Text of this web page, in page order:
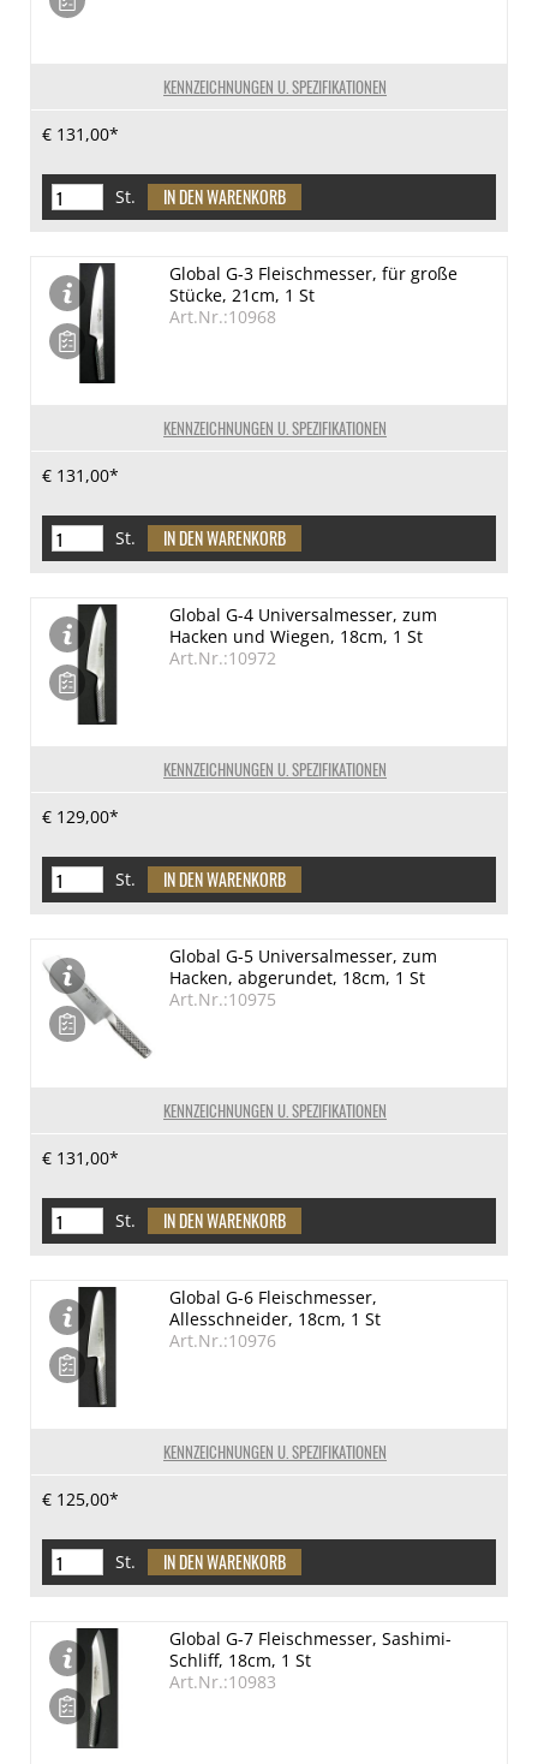
KENNZEICHNUNGEN U. SPEZIFIKATIONEN
€ 131,00*
St.
KENNZEICHNUNGEN U. SPEZIFIKATIONEN
Global G-3 Fleischmesser, für große
Stücke, 21cm, 1 St
Art.Nr.:10968
€ 131,00*
St.
KENNZEICHNUNGEN U. SPEZIFIKATIONEN
Global G-4 Universalmesser, zum
Hacken und Wiegen, 18cm, 1 St
Art.Nr.:10972
€ 129,00*
St.
KENNZEICHNUNGEN U. SPEZIFIKATIONEN
Global G-5 Universalmesser, zum
Hacken, abgerundet, 18cm, 1 St
Art.Nr.:10975
€ 131,00*
St.
KENNZEICHNUNGEN U. SPEZIFIKATIONEN
Global G-6 Fleischmesser,
Allesschneider, 18cm, 1 St
Art.Nr.:10976
€ 125,00*
St.
Global G-7 Fleischmesser, Sashimi-
Schliff, 18cm, 1 St
Art.Nr.:10983